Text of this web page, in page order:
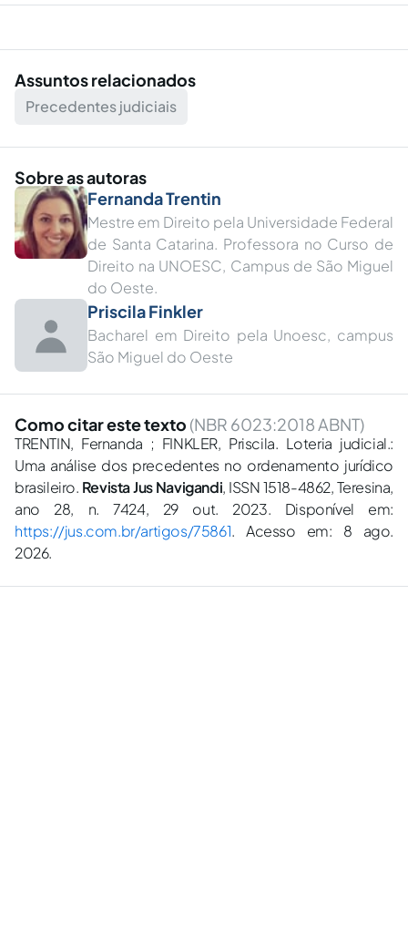
Assuntos relacionados
Precedentes judiciais
Sobre as autoras
Fernanda Trentin
Mestre em Direito pela Universidade Federal
de Santa Catarina. Professora no Curso de
Direito na UNOESC, Campus de São Miguel
do Oeste.
Priscila Finkler
Bacharel em Direito pela Unoesc, campus
São Miguel do Oeste
Como citar este texto (NBR 6023:2018 ABNT)
TRENTIN, Fernanda ; FINKLER, Priscila. Loteria judicial.:
Uma análise dos precedentes no ordenamento jurídico
brasileiro. Revista Jus Navigandi, ISSN 1518-4862, Teresina,
ano 28, n. 7424, 29 out. 2023. Disponível em:
https://jus.com.br/artigos/75861. Acesso em: 8 ago.
2026.